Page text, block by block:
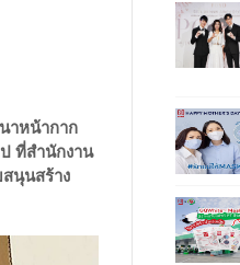
าหน้ากาก
ที่สำนักงาน
นุนสร้าง